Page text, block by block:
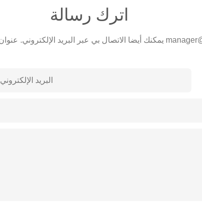
اترك رسالة
البريد الإلكتروني